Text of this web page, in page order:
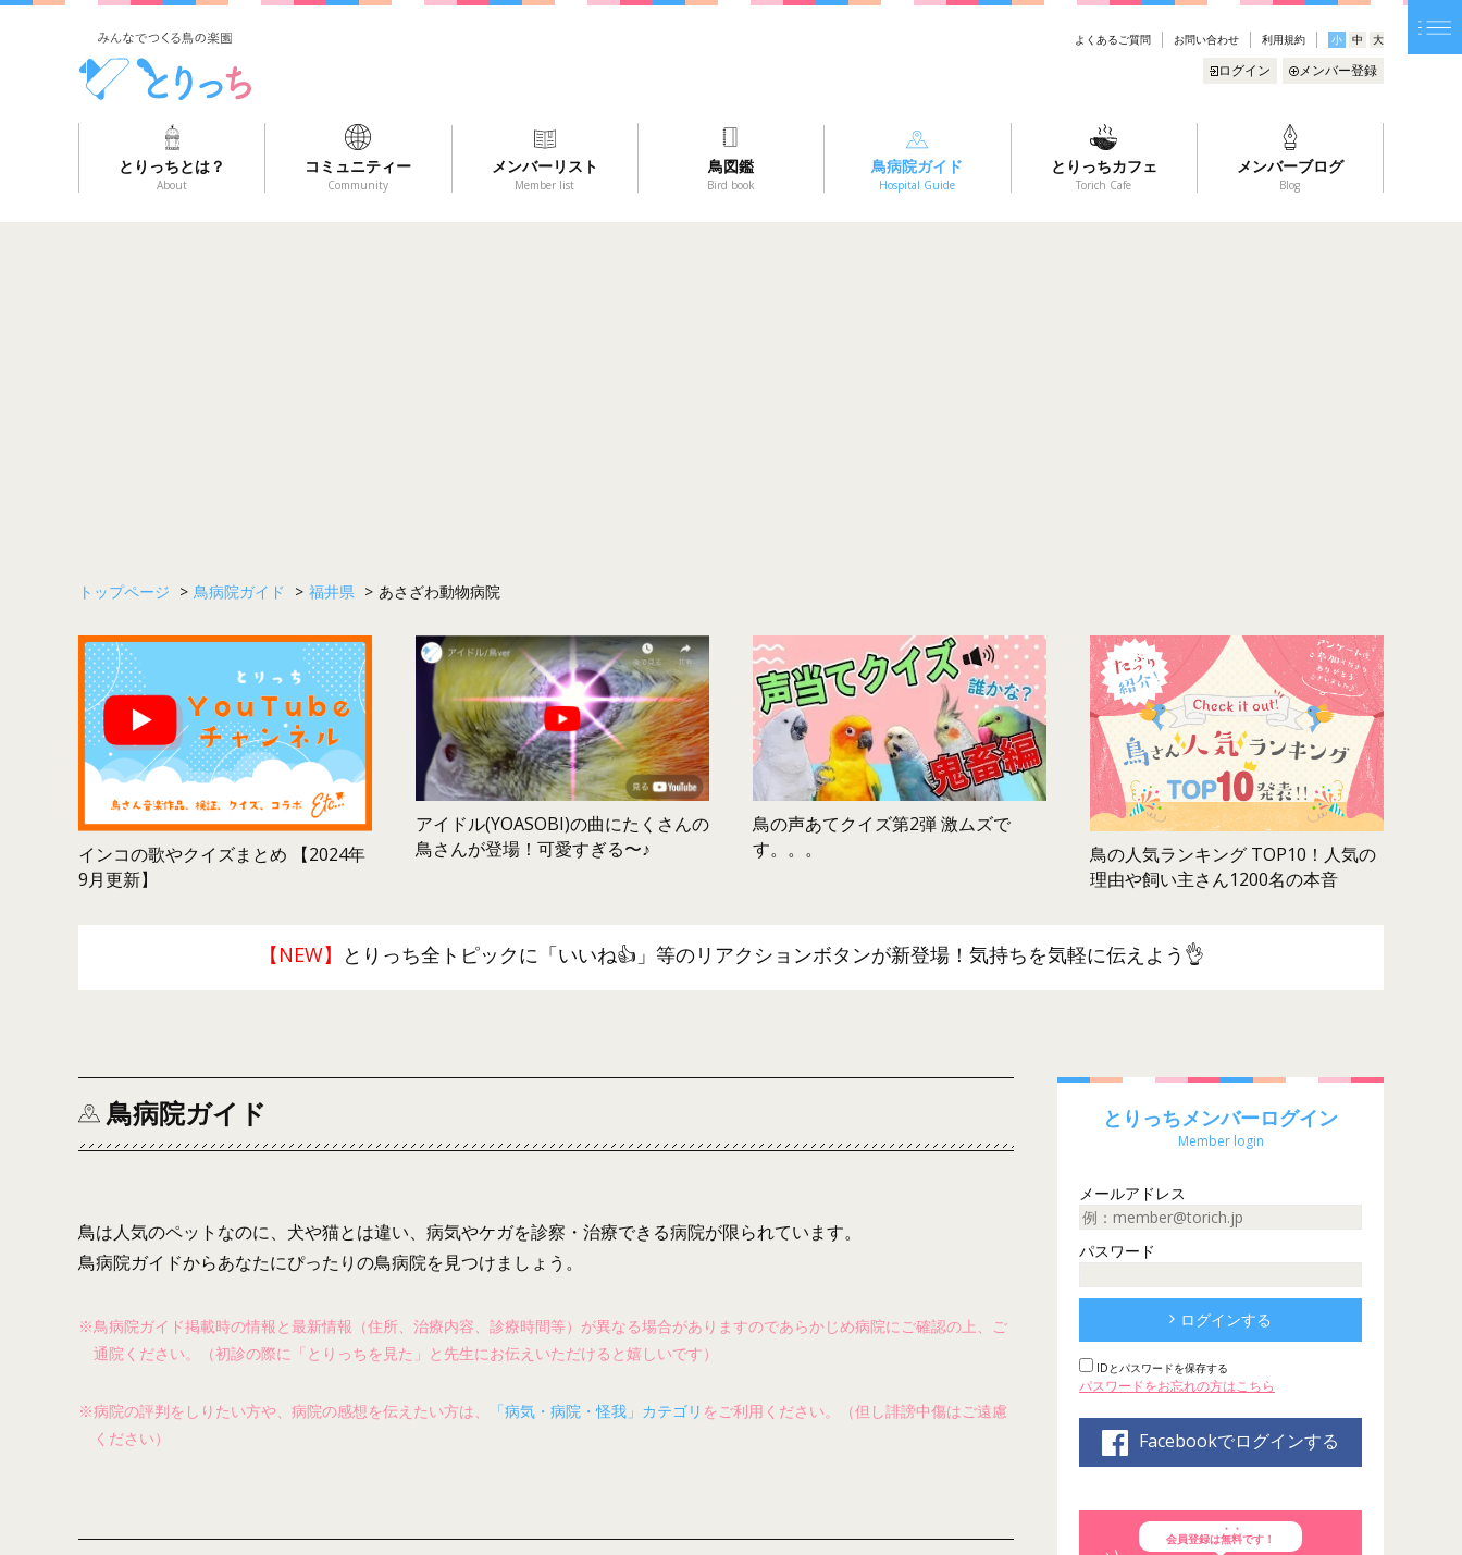
よくあるご質問 お問い合わせ 利用規約 小 中 大
ログイン メンバー登録
とりっちとは？
About
コミュニティー
Community
メンバーリスト
Member list
鳥図鑑
Bird book
鳥病院ガイド
Hospital Guide
とりっちカフェ
Torich Cafe
メンバーブログ
Blog
トップページ > 鳥病院ガイド > 福井県 > あさざわ動物病院
インコの歌やクイズまとめ 【2024年
9月更新】
アイドル(YOASOBI)の曲にたくさんの
鳥さんが登場！可愛すぎる〜♪
鳥の声あてクイズ第2弾 激ムズで
す。。。
鳥の人気ランキング TOP10！人気の
理由や飼い主さん1200名の本音
【NEW】 とりっち全トピックに「いいね👍」等のリアクションボタンが新登場！気持ちを気軽に伝えよう👌
鳥病院ガイド
鳥は人気のペットなのに、犬や猫とは違い、病気やケガを診察・治療できる病院が限られています。
鳥病院ガイドからあなたにぴったりの鳥病院を見つけましょう。
※鳥病院ガイド掲載時の情報と最新情報（住所、治療内容、診療時間等）が異なる場合がありますのであらかじめ病院にご確認の上、ご
通院ください。（初診の際に「とりっちを見た」と先生にお伝えいただけると嬉しいです）
※病院の評判をしりたい方や、病院の感想を伝えたい方は、 「病気・病院・怪我」カテゴリ をご利用ください。（但し誹謗中傷はご遠慮
ください）
とりっちメンバーログイン
Member login
メールアドレス
パスワード
ログインする
IDとパスワードを保存する
パスワードをお忘れの方はこちら
Facebookでログインする
会員登録は無料です！